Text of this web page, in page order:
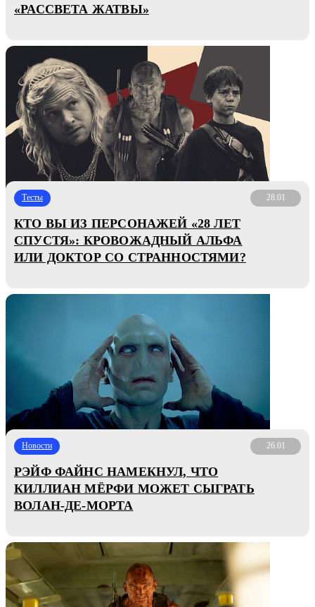
«РАССВЕТА ЖАТВЫ»
Тесты 28.01
КТО ВЫ ИЗ ПЕРСОНАЖЕЙ «28 ЛЕТ
СПУСТЯ»: КРОВОЖАДНЫЙ АЛЬФА
ИЛИ ДОКТОР СО СТРАННОСТЯМИ?
Новости 26.01
РЭЙФ ФАЙНС НАМЕКНУЛ, ЧТО
КИЛЛИАН МЁРФИ МОЖЕТ СЫГРАТЬ
ВОЛАН-ДЕ-МОРТА